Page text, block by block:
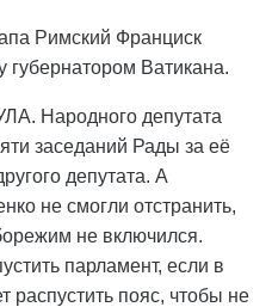
Римский Франциск
Ватикана.
Народного депутата
заседаний Рады за её
депутата. А
не смогли отстранить,
не включился.
парламент, если в
распустить пояс, чтобы не